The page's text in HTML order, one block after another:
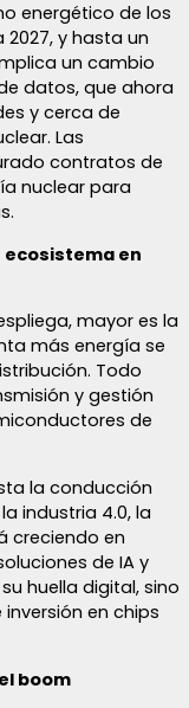
energético de los
y hasta un
un cambio
datos, que ahora
y cerca de
Las
contratos de
nuclear para
en
mayor es la
más energía se
Todo
y gestión
de
la conducción
industria 4.0, la
creciendo en
de IA y
huella digital, sino
en chips
boom